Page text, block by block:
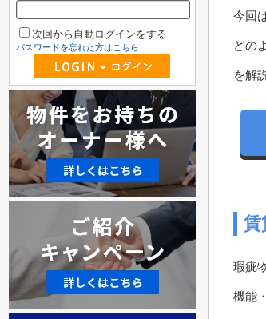
今回
どの
を解
賃
瑕疵
機能
次回から自動ログインをする
パスワードを忘れた方はこちら